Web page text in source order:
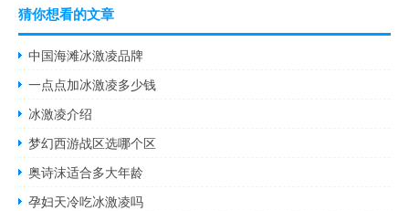
猜你想看的文章
中国海滩冰激凌品牌
一点点加冰激凌多少钱
冰激凌介绍
梦幻西游战区选哪个区
奥诗沫适合多大年龄
孕妇天冷吃冰激凌吗